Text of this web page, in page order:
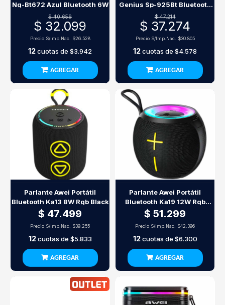
Ng-Bt672 Azul Bluetooth 6W
$ 40.659
$ 32.099
Precio S/Imp.Nac. $26.528
12cuotas de $3.942
AGREGAR
Genius Sp-925Bt Bluetooth
10W Azul
$ 47.214
$ 37.274
Precio S/Imp.Nac. $30.805
12cuotas de $4.578
AGREGAR
Parlante Awei Portátil
Bluetooth Ka13 8W Rgb Black
$ 47.499
Precio S/Imp.Nac. $39.255
12cuotas de $5.833
AGREGAR
Parlante Awei Portátil
Bluetooth Ka19 12W Rgb
Black
$ 51.299
Precio S/Imp.Nac. $42.396
12cuotas de $6.300
AGREGAR